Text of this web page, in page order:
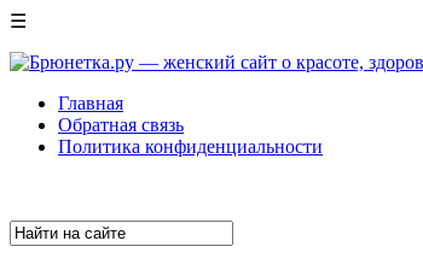
☰
Главная
Обратная связь
Политика конфиденциальности